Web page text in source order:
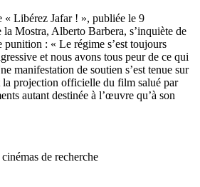
« Libérez Jafar ! », publiée le 9
la Mostra, Alberto Barbera, s’inquiète de
punition : « Le régime s’est toujours
et nous avons tous peur de ce qui
manifestation de soutien s’est tenue sur
la projection officielle du film salué par
autant destinée à l’œuvre qu’à son
de recherche